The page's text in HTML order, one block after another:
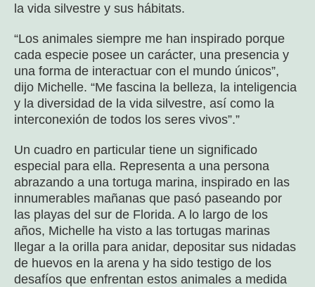
la vida silvestre y sus hábitats.
“Los animales siempre me han inspirado porque
cada especie posee un carácter, una presencia y
una forma de interactuar con el mundo únicos”,
dijo Michelle. “Me fascina la belleza, la inteligencia
y la diversidad de la vida silvestre, así como la
interconexión de todos los seres vivos”.”
Un cuadro en particular tiene un significado
especial para ella. Representa a una persona
abrazando a una tortuga marina, inspirado en las
innumerables mañanas que pasó paseando por
las playas del sur de Florida. A lo largo de los
años, Michelle ha visto a las tortugas marinas
llegar a la orilla para anidar, depositar sus nidadas
de huevos en la arena y ha sido testigo de los
desafíos que enfrentan estos animales a medida